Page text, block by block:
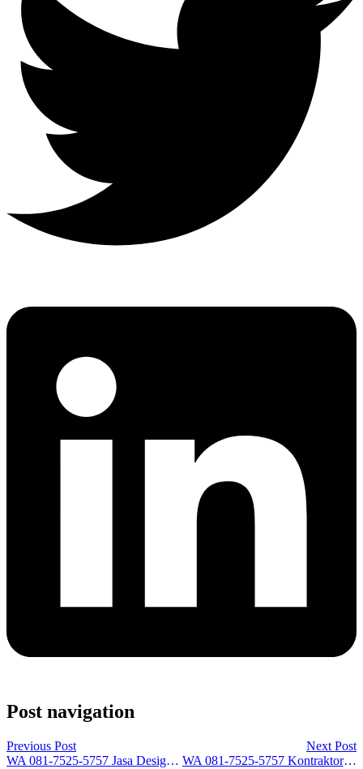
Post navigation
Previous Post
WA 081-7525-5757 Jasa Design Interior Furniture di Balikpapan
Next Post
WA 081-7525-5757 Kontraktor Desainer Interior Yang Bagus di Surabaya